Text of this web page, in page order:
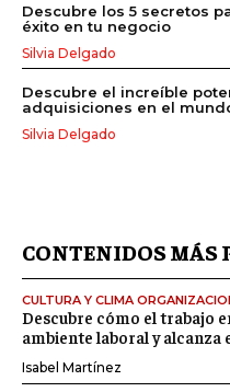
Descubre los 5 secretos
éxito en tu negocio
Silvia Delgado
Descubre el increíble
adquisiciones en el
Silvia Delgado
CONTENIDOS MÁS
CULTURA Y CLIMA
Descubre cómo el trabajo
ambiente laboral y alcanza
Isabel Martínez